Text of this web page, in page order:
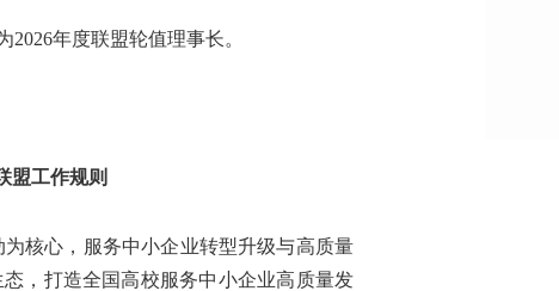
年度联盟轮值理事长。
盟工作规则
核心，服务中小企业转型升级与高质量
，打造全国高校服务中小企业高质量发